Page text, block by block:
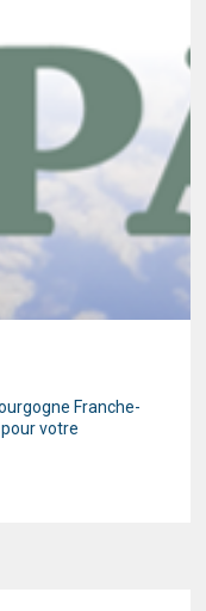
Franche-
votre